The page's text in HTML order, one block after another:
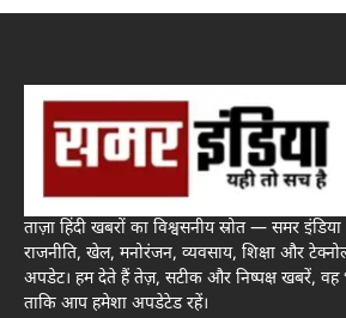
ताज़ा हिंदी खबरों का विश्वसनीय स्रोत — समर इंडिया पर
राजनीति, खेल, मनोरंजन, व्यवसाय, शिक्षा और
अपडेट। हम देते हैं तेज़, सटीक और निष्पक्ष खबरें, वह
ताकि आप हमेशा अपडेटेड रहें।